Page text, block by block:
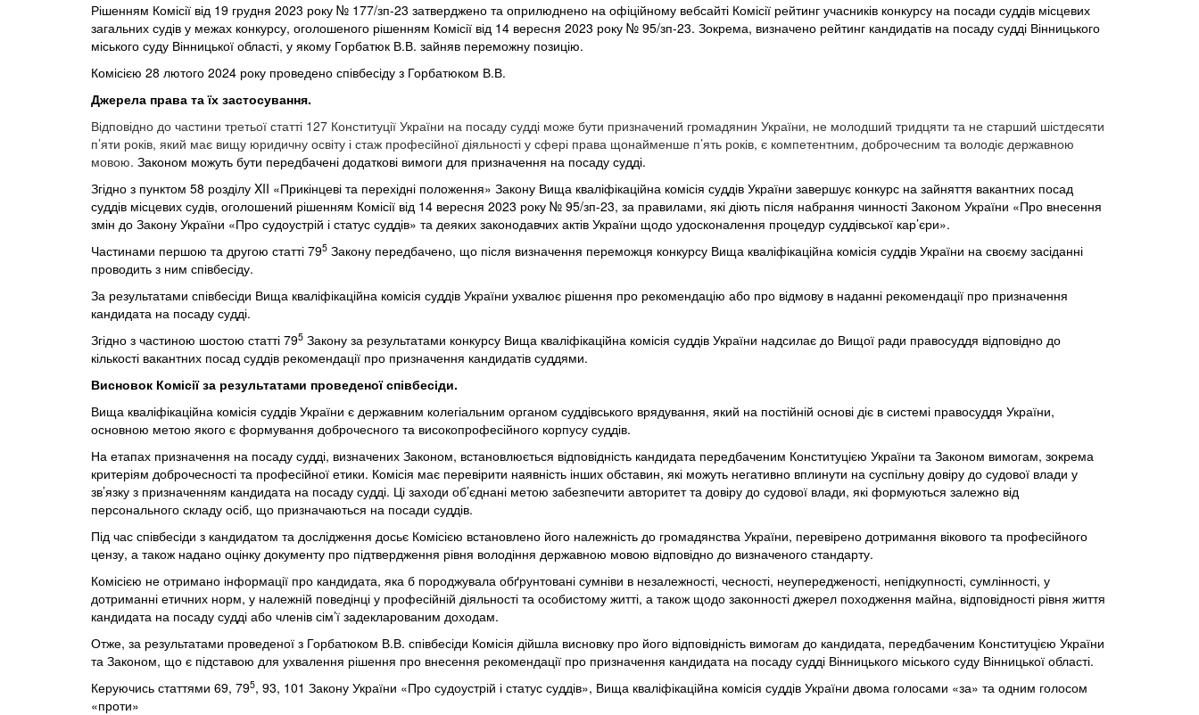
Рішенням Комісії від 19 грудня 2023 року № 177/зп-23 затверджено та оприлюднено на офіційному вебсайті Комісії рейтинг учасників конкурсу на посади суддів місцевих
загальних судів у межах конкурсу, оголошеного рішенням Комісії від 14 вересня 2023 року № 95/зп-23. Зокрема, визначено рейтинг кандидатів на посаду судді Вінницького
міського суду Вінницької області, у якому Горбатюк В.В. зайняв переможну позицію.
Комісією 28 лютого 2024 року проведено співбесіду з Горбатюком В.В.
Джерела права та їх застосування.
Відповідно до частини третьої статті 127 Конституції України на посаду судді може бути призначений громадянин України, не молодший тридцяти та не старший шістдесяти
п’яти років, який має вищу юридичну освіту і стаж професійної діяльності у сфері права щонайменше п’ять років, є компетентним, доброчесним та володіє державною
мовою. Законом можуть бути передбачені додаткові вимоги для призначення на посаду судді.
Згідно з пунктом 58 розділу XII «Прикінцеві та перехідні положення» Закону Вища кваліфікаційна комісія суддів України завершує конкурс на зайняття вакантних посад
суддів місцевих судів, оголошений рішенням Комісії від 14 вересня 2023 року № 95/зп-23, за правилами, які діють після набрання чинності Законом України «Про внесення
змін до Закону України «Про судоустрій і статус суддів» та деяких законодавчих актів України щодо удосконалення процедур суддівської кар’єри».
Частинами першою та другою статті 795 Закону передбачено, що після визначення переможця конкурсу Вища кваліфікаційна комісія суддів України на своєму засіданні
проводить з ним співбесіду.
За результатами співбесіди Вища кваліфікаційна комісія суддів України ухвалює рішення про рекомендацію або про відмову в наданні рекомендації про призначення
кандидата на посаду судді.
Згідно з частиною шостою статті 795 Закону за результатами конкурсу Вища кваліфікаційна комісія суддів України надсилає до Вищої ради правосуддя відповідно до
кількості вакантних посад суддів рекомендації про призначення кандидатів суддями.
Висновок Комісії за результатами проведеної співбесіди.
Вища кваліфікаційна комісія суддів України є державним колегіальним органом суддівського врядування, який на постійній основі діє в системі правосуддя України,
основною метою якого є формування доброчесного та високопрофесійного корпусу суддів.
На етапах призначення на посаду судді, визначених Законом, встановлюється відповідність кандидата передбаченим Конституцією України та Законом вимогам, зокрема
критеріям доброчесності та професійної етики. Комісія має перевірити наявність інших обставин, які можуть негативно вплинути на суспільну довіру до судової влади у
зв’язку з призначенням кандидата на посаду судді. Ці заходи об’єднані метою забезпечити авторитет та довіру до судової влади, які формуються залежно від
персонального складу осіб, що призначаються на посади суддів.
Під час співбесіди з кандидатом та дослідження досьє Комісією встановлено його належність до громадянства України, перевірено дотримання вікового та професійного
цензу, а також надано оцінку документу про підтвердження рівня володіння державною мовою відповідно до визначеного стандарту.
Комісією не отримано інформації про кандидата, яка б породжувала обґрунтовані сумніви в незалежності, чесності, неупередженості, непідкупності, сумлінності, у
дотриманні етичних норм, у належній поведінці у професійній діяльності та особистому житті, а також щодо законності джерел походження майна, відповідності рівня життя
кандидата на посаду судді або членів сім’ї задекларованим доходам.
Отже, за результатами проведеної з Горбатюком В.В. співбесіди Комісія дійшла висновку про його відповідність вимогам до кандидата, передбаченим Конституцією України
та Законом, що є підставою для ухвалення рішення про внесення рекомендації про призначення кандидата на посаду судді Вінницького міського суду Вінницької області.
Керуючись статтями 69, 795, 93, 101 Закону України «Про судоустрій і статус суддів», Вища кваліфікаційна комісія суддів України двома голосами «за» та одним голосом
«проти»